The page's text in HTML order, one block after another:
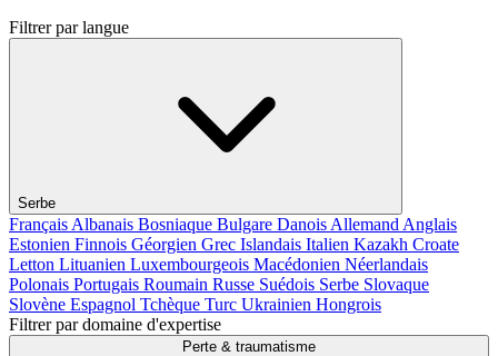
Filtrer par langue
Serbe
Français Albanais Bosniaque Bulgare Danois Allemand Anglais
Estonien Finnois Géorgien Grec Islandais Italien Kazakh Croate
Letton Lituanien Luxembourgeois Macédonien Néerlandais
Polonais Portugais Roumain Russe Suédois Serbe Slovaque
Slovène Espagnol Tchèque Turc Ukrainien Hongrois
Filtrer par domaine d'expertise
Perte & traumatisme